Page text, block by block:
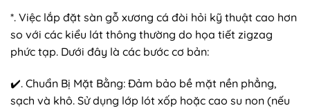
*. Việc lắp đặt sàn gỗ xương cá đòi hỏi kỹ thuật cao hơn
so với các kiểu lát thông thường do họa tiết zigzag
phức tạp. Dưới đây là các bước cơ bản:
✔️. Chuẩn Bị Mặt Bằng: Đảm bảo bề mặt nền phẳng,
sạch và khô. Sử dụng lớp lót xốp hoặc cao su non (nếu